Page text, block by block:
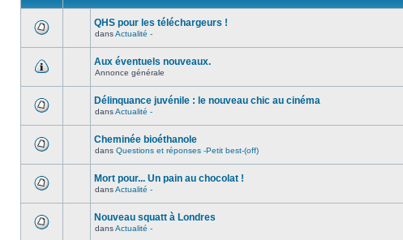
QHS pour les téléchargeurs !
dansActualité -
Aux éventuels nouveaux.
Annonce générale
Délinquance juvénile : le nouveau chic au cinéma
dansActualité -
Cheminée bioéthanole
dans Questions et réponses -Petit best-(off)
Mort pour... Un pain au chocolat !
dansActualité -
Nouveau squatt à Londres
dansActualité -